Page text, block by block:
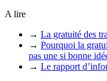
A lire
→ La gratuité des
→ Pourquoi la
pas une si bonne
→ Le rapport